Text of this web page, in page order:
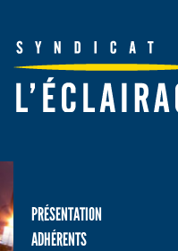
PRÉSENTATION
ADHÉRENTS